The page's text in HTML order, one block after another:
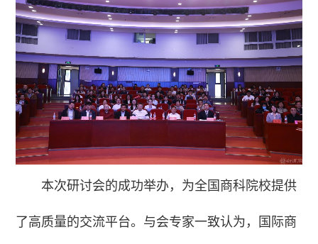
本次研讨会的成功举办，为全国商科院校提供
了高质量的交流平台。与会专家一致认为，国际商